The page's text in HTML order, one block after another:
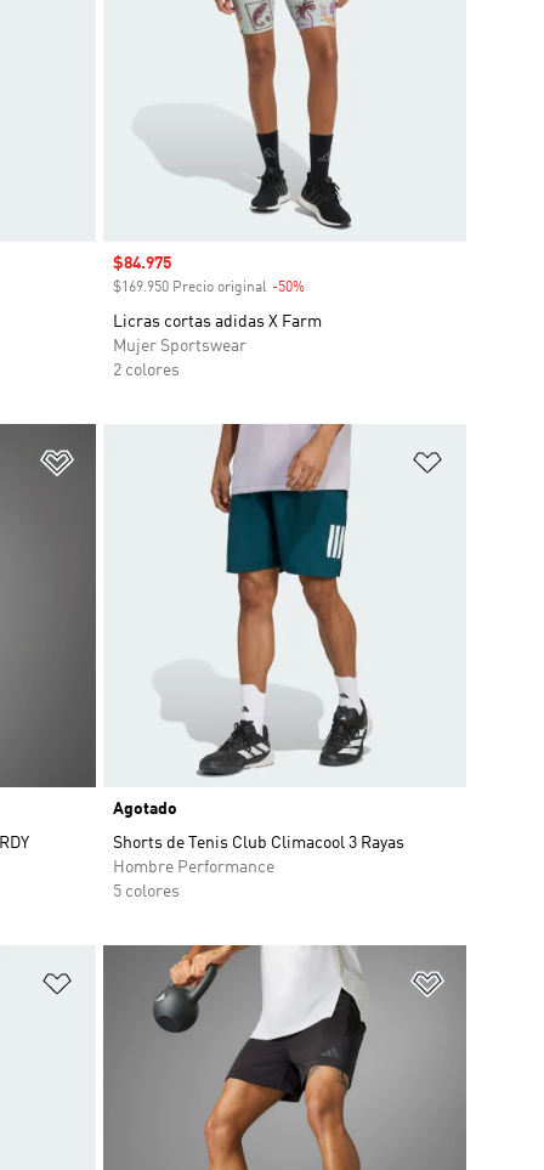
Precio de venta
$84.975
$169.950 Precio original -50%Descuento
Licras cortas adidas X Farm
Mujer Sportswear
2 colores
Añadir a la lista de deseos
Agotado
Shorts de Tenis Club Climacool 3 Rayas
Hombre Performance
5 colores
Añadir a la lista de deseos